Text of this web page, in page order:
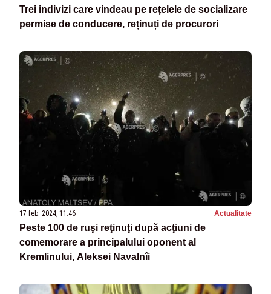
Trei indivizi care vindeau pe rețelele de socializare
permise de conducere, reținuți de procurori
17 feb. 2024, 11:46 Actualitate
Peste 100 de ruşi reţinuţi după acţiuni de
comemorare a principalului oponent al
Kremlinului, Aleksei Navalnîi